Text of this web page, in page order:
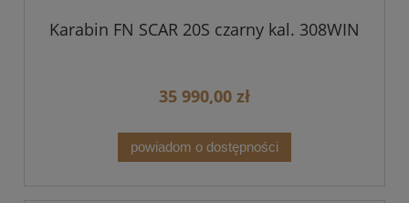
Karabin FN SCAR 20S czarny kal. 308WIN
35 990,00 zł
powiadom o dostępności